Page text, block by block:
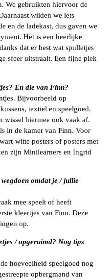
We gebruikten hiervoor de
wilden we iets
en de ladekast, dus gaven we
Het is een heerlijke
dat er best wat spulletjes
sfeer uitstraalt. Een fijne plek
En die van Finn?
Bijvoorbeeld op
textiel en speelgoed.
wissel hiermee ook vaak af.
in de kamer van Finn. Voor
witte posters of posters met
zijn Minilearners en Ingrid
omdat je / jullie
mee speelt of heeft
kleertjes van Finn. Deze
op.
/ opgeruimd? Nog tips
hoeveelheid speelgoed nog
opbergmand van